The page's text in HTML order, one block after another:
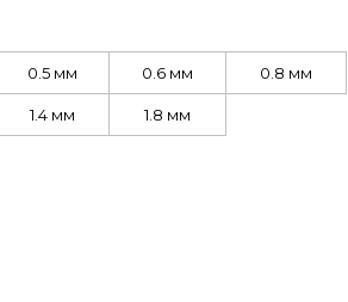
0.5 мм 0.6 мм 0.8 мм
1.4 мм 1.8 мм